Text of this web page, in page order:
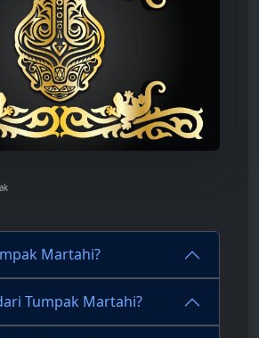
Martahi?
Tumpak Martahi?